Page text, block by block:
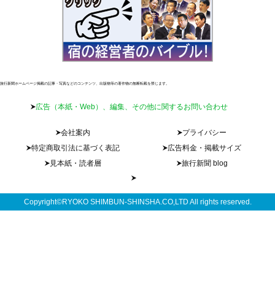
旅行新聞ホームページ掲載の記事・写真などのコンテンツ、出版物等の著作物の無断転載を禁じます。
広告（本紙・Web）、編集、その他に関するお問い合わせ
会社案内
プライバシー
特定商取引法に基づく表記
広告料金・掲載サイズ
見本紙・読者層
旅行新聞 blog
Copyright©RYOKO SHIMBUN-SHINSHA.CO,LTD All rights reserved.